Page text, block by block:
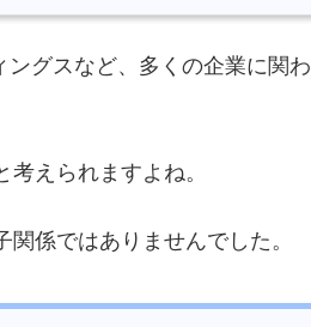
グスなど、多くの企業に関
えられますよね。
係ではありませんでした。